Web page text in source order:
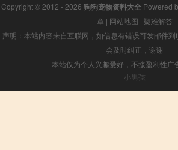
Copyright © 2012 - 2026 狗狗宠物资料大全Powered
章 | 网站地图 | 疑难解答
声明：本站内容来自互联网，如信息有错误可发邮件
会及时纠正，谢谢
本站仅为个人兴趣爱好，不接盈利性广
小男孩